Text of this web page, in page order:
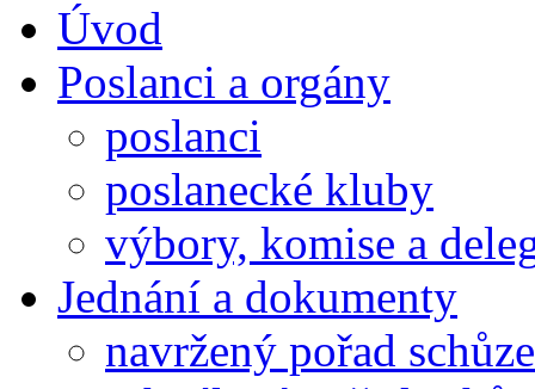
Úvod
Poslanci a orgány
poslanci
poslanecké kluby
výbory, komise a
Jednání a dokumenty
navržený pořad schůze